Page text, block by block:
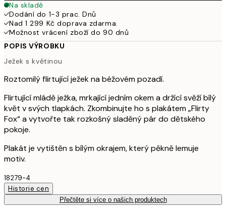
Na skladě
Dodání do 1-3 prac. Dnů
Nad 1 299 Kč doprava zdarma.
Možnost vrácení zboží do 90 dnů
POPIS VÝROBKU
Ježek s květinou
Roztomilý flirtující ježek na béžovém pozadí.
Flirtující mládě ježka, mrkající jedním okem a držící svěží bílý
květ v svých tlapkách. Zkombinujte ho s plakátem „Flirty
Fox“ a vytvořte tak rozkošný sladěný pár do dětského
pokoje.
Plakát je vytištěn s bílým okrajem, který pěkně lemuje
motiv.
18279-4
Historie cen
Přečtěte si více o našich produktech